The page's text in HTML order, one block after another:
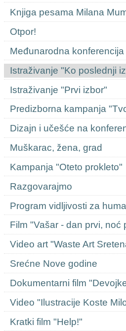
Knjiga pesama Milana
Otpor!
Međunarodna
Istraživanje "Ko poslednji
Istraživanje "Prvi izbor"
Predizborna kampanja
Dizajn i učešće na
Muškarac, žena, grad
Kampanja "Oteto prokleto"
Razgovarajmo
Program vidljivosti za
Film "Vašar - dan prvi, noć
Video art "Waste Art
Srećne Nove godine
Dokumentarni film
Video "Ilustracije Koste
Kratki film "Help!"